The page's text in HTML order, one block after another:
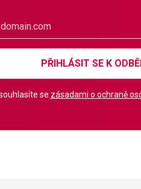
PŘIHLÁSIT SE K
se zásadami o ochraně